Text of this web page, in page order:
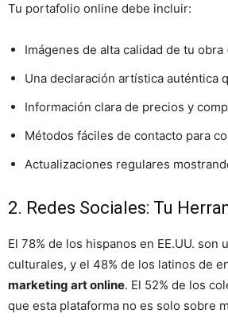
Tu portafolio online debe incluir:
Imágenes de alta calidad de tu
Una declaración artística auténtica
Información clara de precios y
Métodos fáciles de contacto para
Actualizaciones regulares
2. Redes Sociales: Tu
El 78% de los hispanos en EE.UU.
culturales, y el 48% de los latinos de
marketing art online. El 52% de los
que esta plataforma no es solo sobre